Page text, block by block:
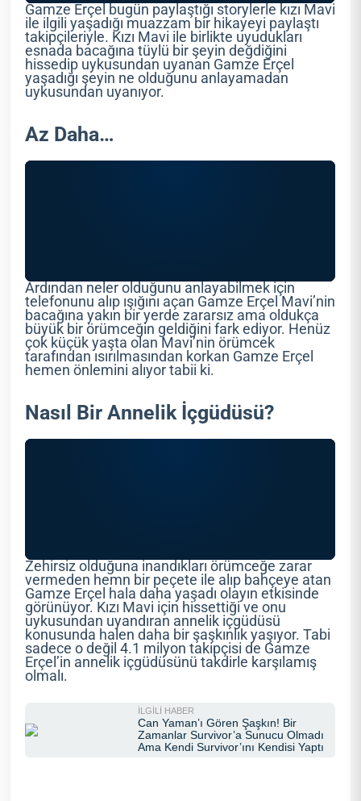
Gamze Erçel bugün paylaştığı storylerle kızı Mavi
ile ilgili yaşadığı muazzam bir hikayeyi paylaştı
takipçileriyle. Kızı Mavi ile birlikte uyudukları
esnada bacağına tüylü bir şeyin değdiğini
hissedip uykusundan uyanan Gamze Erçel
yaşadığı şeyin ne olduğunu anlayamadan
uykusundan uyanıyor.
Az Daha…
Ardından neler olduğunu anlayabilmek için
telefonunu alıp ışığını açan Gamze Erçel Mavi’nin
bacağına yakın bir yerde zararsız ama oldukça
büyük bir örümceğin geldiğini fark ediyor. Henüz
çok küçük yaşta olan Mavi’nin örümcek
tarafından ısırılmasından korkan Gamze Erçel
hemen önlemini alıyor tabii ki.
Nasıl Bir Annelik İçgüdüsü?
Zehirsiz olduğuna inandıkları örümceğe zarar
vermeden hemn bir peçete ile alıp bahçeye atan
Gamze Erçel hala daha yaşadı olayın etkisinde
görünüyor. Kızı Mavi için hissettiği ve onu
uykusundan uyandıran annelik içgüdüsü
konusunda halen daha bir şaşkınlık yaşıyor. Tabi
sadece o değil 4.1 milyon takipçisi de Gamze
Erçel’in annelik içgüdüsünü takdirle karşılamış
olmalı.